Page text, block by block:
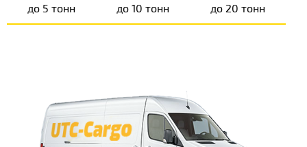
до 5 тонн до 10 тонн до 20 тонн